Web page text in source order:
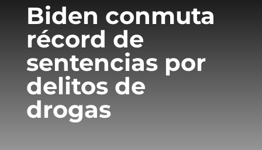
Biden conmuta
récord de
sentencias por
delitos de
drogas